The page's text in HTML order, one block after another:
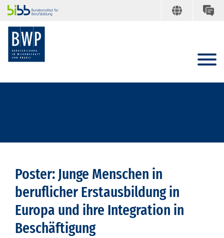
Poster: Junge Menschen in
beruflicher Erstausbildung in
Europa und ihre Integration in
Beschäftigung